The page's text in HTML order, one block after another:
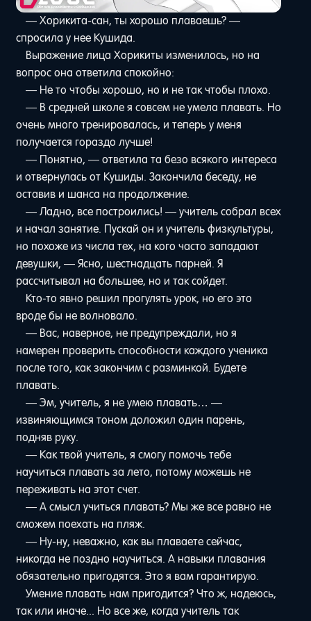
— Хорикита-сан, ты хорошо плаваешь? —
спросила у нее Кушида.
Выражение лица Хорикиты изменилось, но на
вопрос она ответила спокойно:
— Не то чтобы хорошо, но и не так чтобы плохо.
— В средней школе я совсем не умела плавать. Но
очень много тренировалась, и теперь у меня
получается гораздо лучше!
— Понятно, — ответила та безо всякого интереса
и отвернулась от Кушиды. Закончила беседу, не
оставив и шанса на продолжение.
— Ладно, все построились! — учитель собрал всех
и начал занятие. Пускай он и учитель физкультуры,
но похоже из числа тех, на кого часто западают
девушки, — Ясно, шестнадцать парней. Я
рассчитывал на большее, но и так сойдет.
Кто-то явно решил прогулять урок, но его это
вроде бы не волновало.
— Вас, наверное, не предупреждали, но я
намерен проверить способности каждого ученика
после того, как закончим с разминкой. Будете
плавать.
— Эм, учитель, я не умею плавать… —
извиняющимся тоном доложил один парень,
подняв руку.
— Как твой учитель, я смогу помочь тебе
научиться плавать за лето, потому можешь не
переживать на этот счет.
— А смысл учиться плавать? Мы же все равно не
сможем поехать на пляж.
— Ну-ну, неважно, как вы плаваете сейчас,
никогда не поздно научиться. А навыки плавания
обязательно пригодятся. Это я вам гарантирую.
Умение плавать нам пригодится? Что ж, надеюсь,
так или иначе... Но все же, когда учитель так